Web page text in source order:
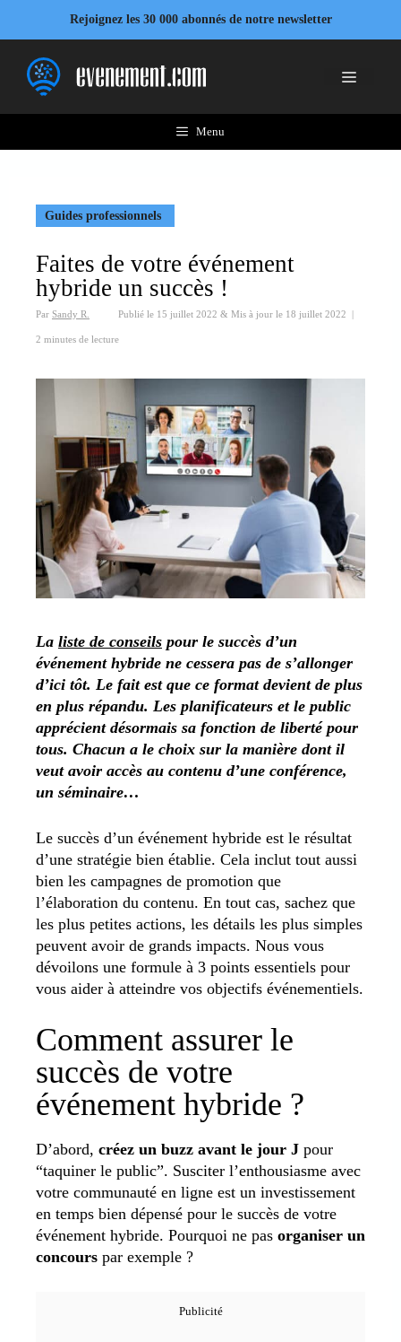
contenu
Rejoignez les 30 000 abonnés de notre newsletter
Menu
Menu
Guides professionnels
Faites de votre événement
hybride un succès !
Par Sandy R. Publié le 15 juillet 2022 & Mis à jour le 18 juillet 2022 |
2 minutes de lecture
La liste de conseils pour le succès d’un
événement hybride ne cessera pas de s’allonger
d’ici tôt. Le fait est que ce format devient de plus
en plus répandu. Les planificateurs et le public
apprécient désormais sa fonction de liberté pour
tous. Chacun a le choix sur la manière dont il
veut avoir accès au contenu d’une conférence,
un séminaire…
Le succès d’un événement hybride est le résultat
d’une stratégie bien établie. Cela inclut tout aussi
bien les campagnes de promotion que
l’élaboration du contenu. En tout cas, sachez que
les plus petites actions, les détails les plus simples
peuvent avoir de grands impacts. Nous vous
dévoilons une formule à 3 points essentiels pour
vous aider à atteindre vos objectifs événementiels.
Comment assurer le
succès de votre
événement hybride ?
D’abord, créez un buzz avant le jour J pour
“taquiner le public”. Susciter l’enthousiasme avec
votre communauté en ligne est un investissement
en temps bien dépensé pour le succès de votre
événement hybride. Pourquoi ne pas organiser un
concours par exemple ?